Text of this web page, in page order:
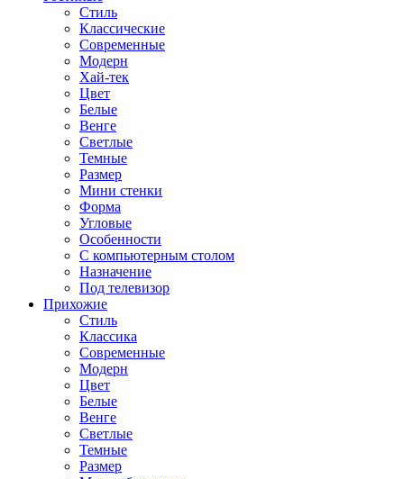
Стиль
Классические
Современные
Модерн
Хай-тек
Цвет
Белые
Венге
Светлые
Темные
Размер
Мини стенки
Форма
Угловые
Особенности
С компьютерным столом
Назначение
Под телевизор
Прихожие
Стиль
Классика
Современные
Модерн
Цвет
Белые
Венге
Светлые
Темные
Размер